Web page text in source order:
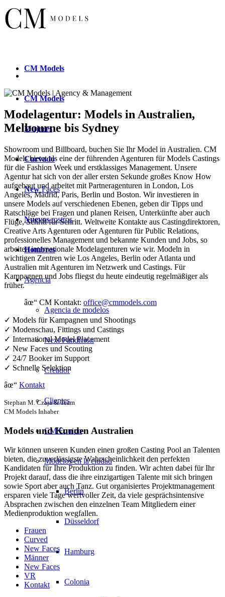
CM Models
CMModels
Mujeres
Curvado
NewFaces
Nuevosrostros
Hombres
Agencia
Agencia de modelos
Next Fundición
Creador
Clientes
CM Equipo
Modelos en la ciudad
Berlin
Düsseldorf
Hamburg
Colonia
Modelagentur: Models in Australien,
Melbourne bis Sydney
Showroom und Billboard, buchen Sie Ihr Model in Australien. CM
Models bietet als eine der führenden Agenturen für Models Castings
für die Fashion Week und erstklassiges Management. Unsere
Agentur hat sich von der aller ersten Sekunde großes Know How
aufgebaut und arbeitet mit Partneragenturen in London, Los
Angeles, Madrid, Paris, Berlin und Boston. Wir investieren in
unsere Models auf verschiedenen Ebenen, geben dir Tipps und
Ratschläge bei Fragen und planen Reisen, Unterkünfte aber auch
Flüge, Schritt für Schritt. Weltweite Kontakte aus Castingdirektoren,
Creative Arts Agenturen oder Agenturen für Public Relations,
professionelles Management und bekannte Kunden und Jobs, so
arbeiten internationale Modelagenturen wie wir. Modeln in
wichtigen Zentren wie Los Angeles, Berlin oder Atlanta und
Australien mit Agenturen im Netzwerk und Castings. Für
Kampagnen und Jobs fliegst du heute eindeutig regelmäßiger als
früher.
âœ“ CM Kontakt: office@cmmodels.com
✓ Models für Kampagnen und Shootings
✓ Modenschau, Fittings und Castings
✓ International Model Placement
✓ New Faces und Scouting
✓ 24/7 Booker im Support
✓ Schnelle Selektion
âœ“ Kontakt
Stephan M. Czaja & Team
CM Models Inhaber
Models und Kunden Australien
Wir können unseren Kunden einen großen Casting Pool an Talenten
bieten, die zuverlässigste Wahrscheinlichkeit den perfekten
Kandidaten für Ihre Produktion zu finden. Wir achten dabei für Ihr
Projekt darauf, dass die ihre einzigartigen Talente mit sich bringen
sowie Sport aber auch Tanz. Gut organisiertes Projektmanagement
ersparen viele Tage wertvoller Zeit, da viele gesprächsintensive
Absprachen zwischen den einzelnen Team Mitgliedern einer
Medienproduktion wegfallen.
Frauen
Curved
New Faces
Männer
New Faces
VR
Kontakt